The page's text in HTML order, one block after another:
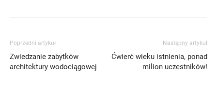
Poprzedni artykuł
Zwiedzanie zabytków
architektury wodociągowej
Następny artykuł
Ćwierć wieku istnienia, ponad
milion uczestników!